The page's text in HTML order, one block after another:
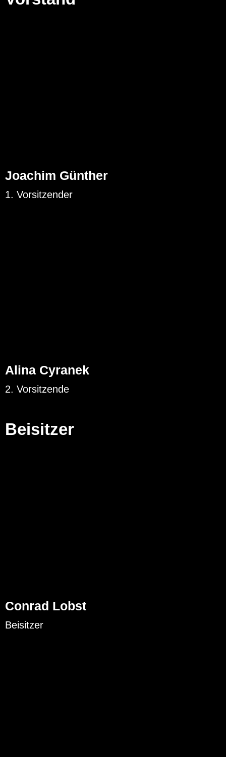
Joachim Günther
1. Vorsitzender
Alina Cyranek
2. Vorsitzende
Beisitzer
Conrad Lobst
Beisitzer